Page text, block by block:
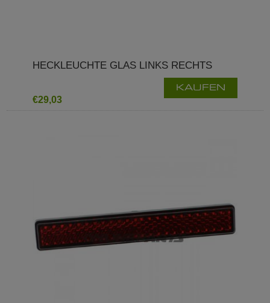
HECKLEUCHTE GLAS LINKS RECHTS
€29,03
KAUFEN